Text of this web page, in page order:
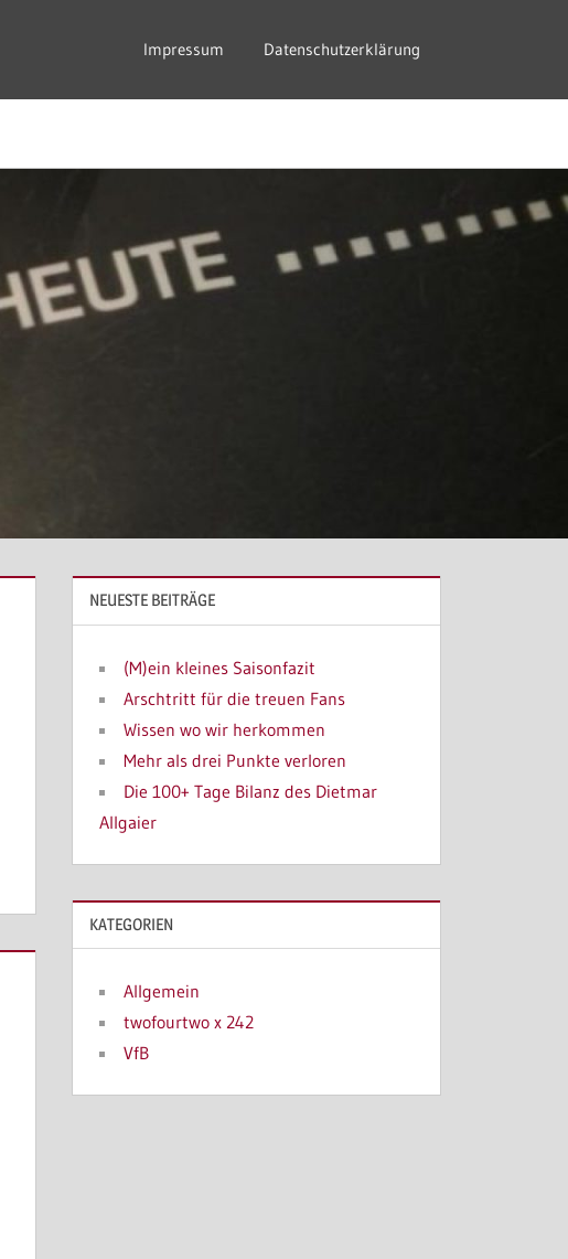
Impressum Datenschutzerklärung
NEUESTE BEITRÄGE
(M)ein kleines Saisonfazit
Arschtritt für die treuen Fans
Wissen wo wir herkommen
Mehr als drei Punkte verloren
Die 100+ Tage Bilanz des Dietmar
Allgaier
KATEGORIEN
Allgemein
twofourtwo x 242
VfB